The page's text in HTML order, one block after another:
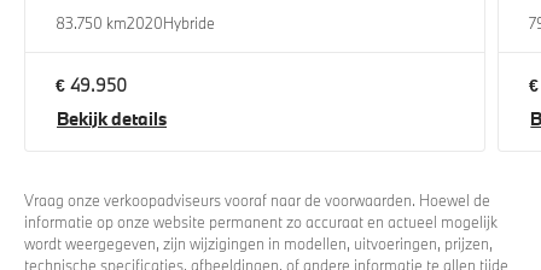
83.750 km2020Hybride
€ 49.950
Bekijk details
Vraag onze verkoopadviseurs vooraf naar de voorwaarden. Hoewel de
informatie op onze website permanent zo accuraat en actueel mogelijk
wordt weergegeven, zijn wijzigingen in modellen, uitvoeringen, prijzen,
technische specificaties, afbeeldingen, of andere informatie te allen tijde